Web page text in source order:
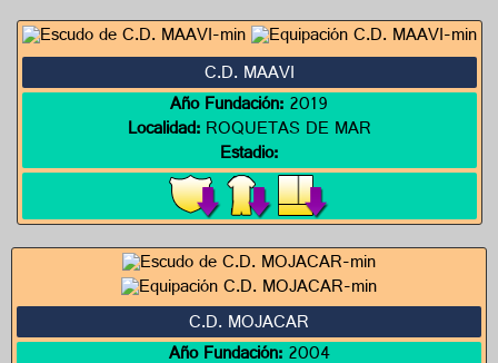
C.D. MAAVI
Año Fundación:2019
Localidad:ROQUETAS DE MAR
Estadio:
C.D. MOJACAR
Año Fundación:2004